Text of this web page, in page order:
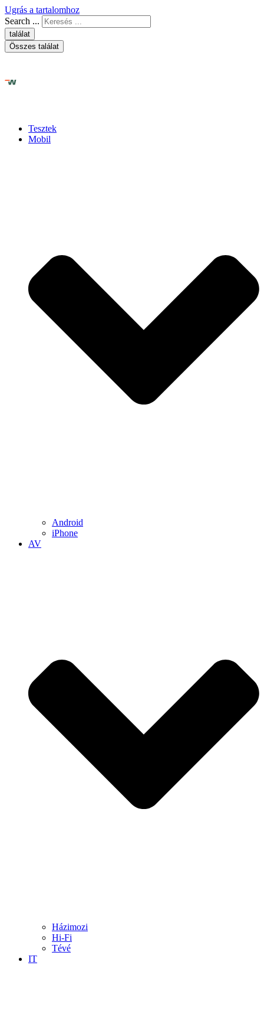
Ugrás a tartalomhoz
Search ...
találat
Összes találat
Tesztek
Mobil
Android
iPhone
AV
Házimozi
Hi-Fi
Tévé
IT